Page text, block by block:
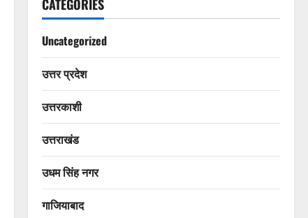
CATEGORIES
Uncategorized
उत्तर प्रदेश
उत्तरकाशी
उत्तराखंड
उधम सिंह नगर
गाजियाबाद